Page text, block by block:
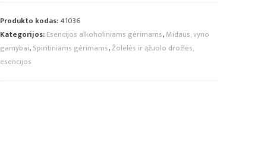
Produkto kodas:41036
Kategorijos:Esencijos alkoholiniams gėrimams,Midaus, vyno
gamybai,Spiritiniams gėrimams,Žolelės ir ąžuolo drožlės,
esencijos